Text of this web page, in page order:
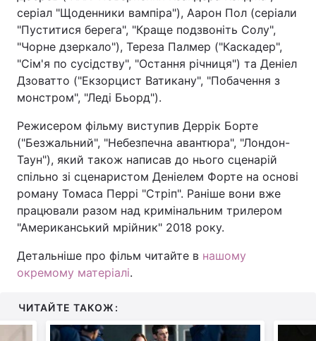
серіал "Щоденники вампіра"), Аарон Пол (серіали
"Пуститися берега", "Краще подзвоніть Солу",
"Чорне дзеркало"), Тереза Палмер ("Каскадер",
"Сім'я по сусідству", "Остання річниця") та Деніел
Дзоватто ("Екзорцист Ватикану", "Побачення з
монстром", "Леді Бьорд").
Режисером фільму виступив Деррік Борте
("Безжальний", "Небезпечна авантюра", "Лондон-
Таун"), який також написав до нього сценарій
спільно зі сценаристом Деніелем Форте на основі
роману Томаса Перрі "Стріп". Раніше вони вже
працювали разом над кримінальним трилером
"Американський мрійник" 2018 року.
Детальніше про фільм читайте в нашому
окремому матеріалі.
ЧИТАЙТЕ ТАКОЖ: